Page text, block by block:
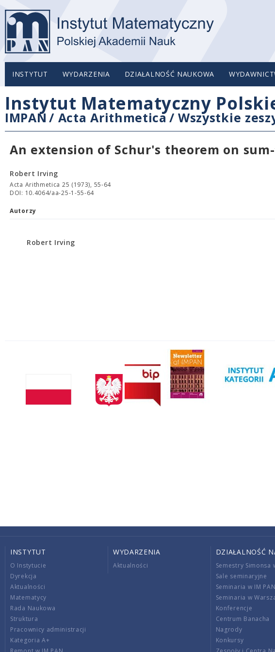
INSTYTUT WYDARZENIA DZIAŁALNOŚĆ NAUKOWA
Instytut Matematyczny
IMPAN / Acta Arithmetica/ Wszystkie
An extension of Schur's theorem on
Robert Irving
Acta Arithmetica 25 (1973), 55-64
DOI: 10.4064/aa-25-1-55-64
Autorzy
Robert Irving
INSTYTUT
O Instytucie
Dyrekcja
Aktualności
Matematycy
Rada Naukowa
Struktura
Pracownicy administracji
Kategoria A+
WYDARZENIA
Aktualności
DZIAŁALNOŚĆ
Semestry Simonsa
Sale seminaryjne
Seminaria w IM PAN
Seminaria w
Konferencje
Centrum Banacha
Nagrody
Konkursy